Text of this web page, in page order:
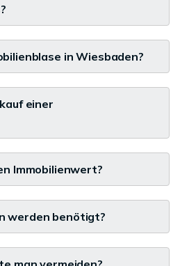
in Wiesbaden?
einer
Immobilienwert?
werden benötigt?